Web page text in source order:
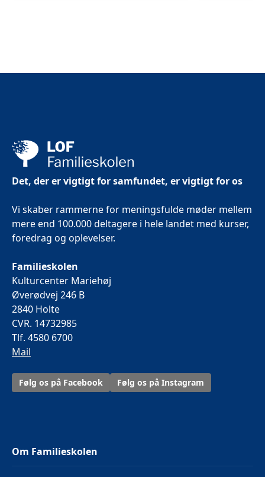
Det, der er vigtigt for samfundet, er vigtigt for os
Vi skaber rammerne for meningsfulde møder mellem
mere end 100.000 deltagere i hele landet med kurser,
foredrag og oplevelser.
Familieskolen
Kulturcenter Mariehøj
Øverødvej 246 B
2840 Holte
CVR. 14732985
Tlf. 4580 6700
Mail
Følg os på Facebook Følg os på Instagram
Om Familieskolen